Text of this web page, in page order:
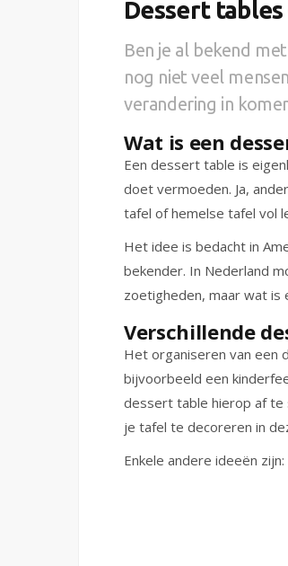
Dessert
Ben je al bekend
nog niet veel
verandering in
Wat is een
Een dessert table is
doet vermoeden. Ja,
tafel of hemelse tafel vol
Het idee is bedacht in
bekender. In Nederland
zoetigheden, maar wat is
Verschillende
Het organiseren van een
bijvoorbeeld een
dessert table hierop af te
je tafel te decoreren in
Enkele andere ideeën zijn: